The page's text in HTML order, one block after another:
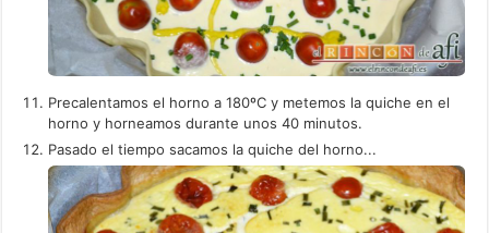
Precalentamos el horno a 180ºC y metemos la quiche en el
horno y horneamos durante unos 40 minutos.
Pasado el tiempo sacamos la quiche del horno...